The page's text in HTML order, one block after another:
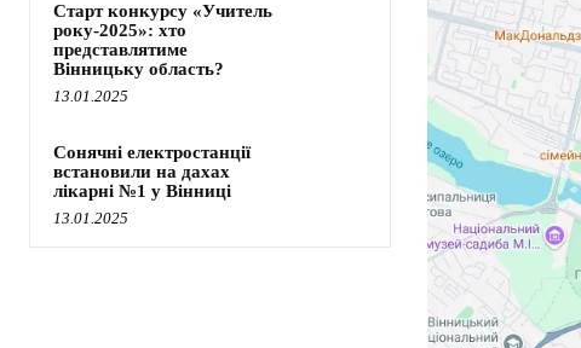
Старт конкурсу «Учитель
року-2025»: хто
представлятиме
Вінницьку область?
13.01.2025
Сонячні електростанції
встановили на дахах
лікарні №1 у Вінниці
13.01.2025